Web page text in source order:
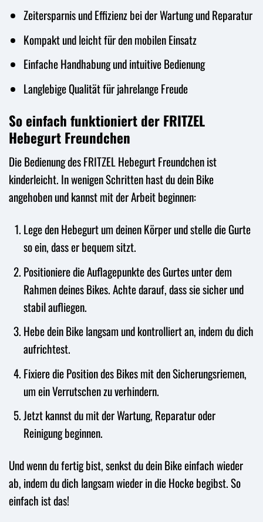
Zeitersparnis und Effizienz bei der Wartung und Reparatur
Kompakt und leicht für den mobilen Einsatz
Einfache Handhabung und intuitive Bedienung
Langlebige Qualität für jahrelange Freude
So einfach funktioniert der FRITZEL
Hebegurt Freundchen
Die Bedienung des FRITZEL Hebegurt Freundchen ist
kinderleicht. In wenigen Schritten hast du dein Bike
angehoben und kannst mit der Arbeit beginnen:
Lege den Hebegurt um deinen Körper und stelle die Gurte
so ein, dass er bequem sitzt.
Positioniere die Auflagepunkte des Gurtes unter dem
Rahmen deines Bikes. Achte darauf, dass sie sicher und
stabil aufliegen.
Hebe dein Bike langsam und kontrolliert an, indem du dich
aufrichtest.
Fixiere die Position des Bikes mit den Sicherungsriemen,
um ein Verrutschen zu verhindern.
Jetzt kannst du mit der Wartung, Reparatur oder
Reinigung beginnen.
Und wenn du fertig bist, senkst du dein Bike einfach wieder
ab, indem du dich langsam wieder in die Hocke begibst. So
einfach ist das!